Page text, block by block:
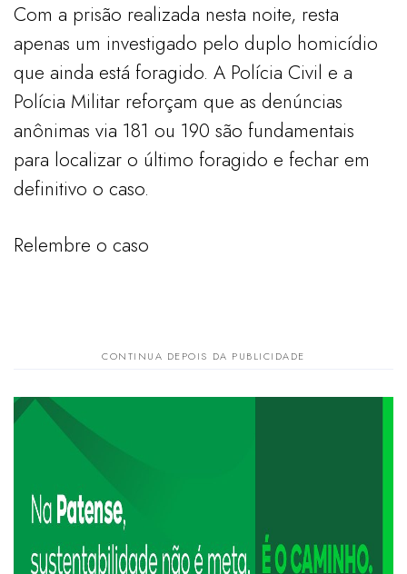
Com a prisão realizada nesta noite, resta
apenas um investigado pelo duplo homicídio
que ainda está foragido. A Polícia Civil e a
Polícia Militar reforçam que as denúncias
anônimas via 181 ou 190 são fundamentais
para localizar o último foragido e fechar em
definitivo o caso.
​Relembre o caso